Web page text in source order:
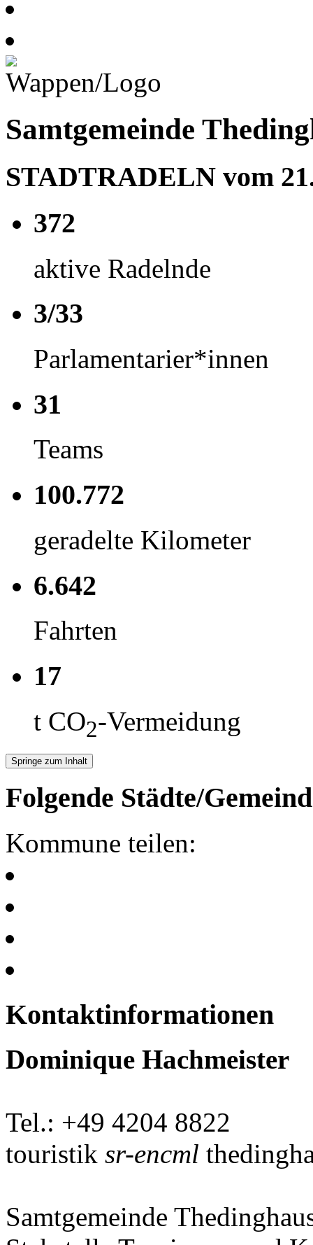
Samtgemeinde
STADTRADELN vom
372
aktive Radelnde
3/33
Parlamentarier*innen
31
Teams
100.772
geradelte Kilometer
6.642
Fahrten
17
t CO2-Vermeidung
Springe zum Inhalt
Folgende Städte/
Kommune teilen:
Kontaktinformationen
Dominique Hachmeister
Tel.: +49 4204 8822
touristik sr-encml
Samtgemeinde